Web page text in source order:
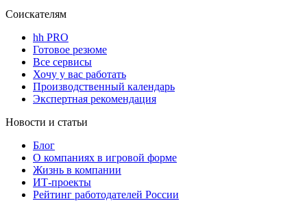
Соискателям
hh PRO
Готовое резюме
Все сервисы
Хочу у вас работать
Производственный календарь
Экспертная рекомендация
Новости и статьи
Блог
О компаниях в игровой форме
Жизнь в компании
ИТ-проекты
Рейтинг работодателей России